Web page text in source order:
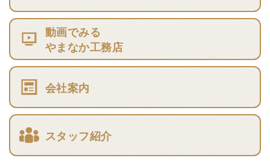
動画でみる
やまなか工務店
会社案内
スタッフ紹介